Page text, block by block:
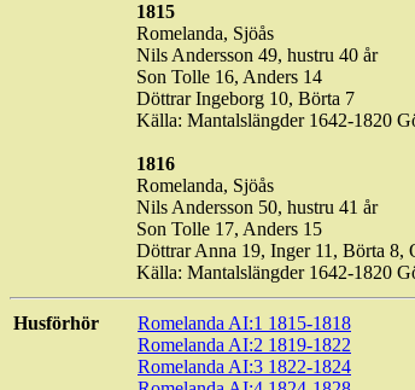
1815
Romelanda, Sjöås
Nils Andersson 49, hustru 40 år
Son Tolle 16, Anders 14
Döttrar Ingeborg 10, Börta 7
Källa: Mantalslängder 1642-1820
1816
Romelanda, Sjöås
Nils Andersson 50, hustru 41 år
Son Tolle 17, Anders 15
Döttrar Anna 19, Inger 11, Börta 8,
Källa: Mantalslängder 1642-1820
Husförhör
Romelanda AI:1 1815-1818
Romelanda AI:2 1819-1822
Romelanda AI:3 1822-1824